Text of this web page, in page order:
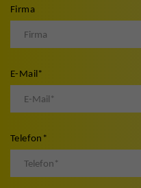
Firma
E-Mail*
Telefon *